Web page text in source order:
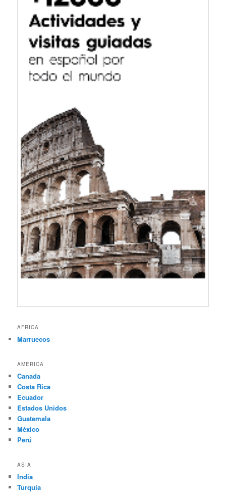
AFRICA
Marruecos
AMERICA
Canada
Costa Rica
Ecuador
Estados Unidos
Guatemala
México
Perú
ASIA
India
Turquía